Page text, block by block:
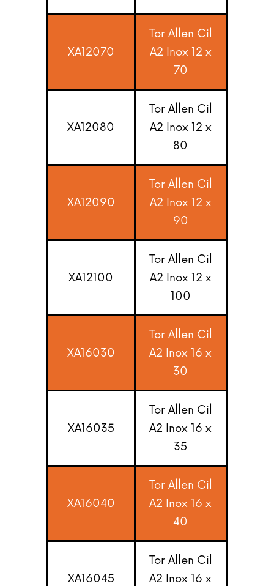
XA12070
Tor Allen Cil
A2 Inox 12 x
70
XA12080
Tor Allen Cil
A2 Inox 12 x
80
XA12090
Tor Allen Cil
A2 Inox 12 x
90
XA12100
Tor Allen Cil
A2 Inox 12 x
100
XA16030
Tor Allen Cil
A2 Inox 16 x
30
XA16035
Tor Allen Cil
A2 Inox 16 x
35
XA16040
Tor Allen Cil
A2 Inox 16 x
40
XA16045
Tor Allen Cil
A2 Inox 16 x